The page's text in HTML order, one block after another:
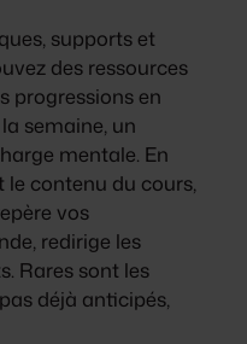
supports et
des ressources
progressions en
semaine, un
mentale. En
le contenu du cours,
vos
redirige les
. Rares sont les
déjà anticipés,